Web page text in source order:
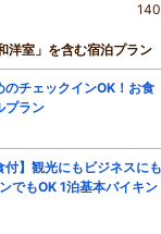
洋室」を含む宿泊プラン
のチェックインOK！お食
プラン
付】観光にもビジネスにも
でもOK 1泊基本バイキン